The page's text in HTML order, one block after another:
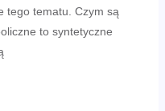
tego tematu. Czym są
to syntetyczne